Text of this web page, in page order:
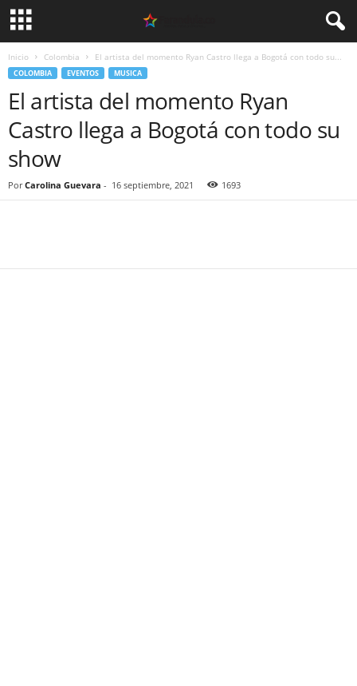
Inicio Colombia El artista del momento Ryan Castro llega a Bogotá con todo su...
COLOMBIA EVENTOS MUSICA
El artista del momento Ryan
Castro llega a Bogotá con todo su
show
Por Carolina Guevara - 16 septiembre, 2021 1693